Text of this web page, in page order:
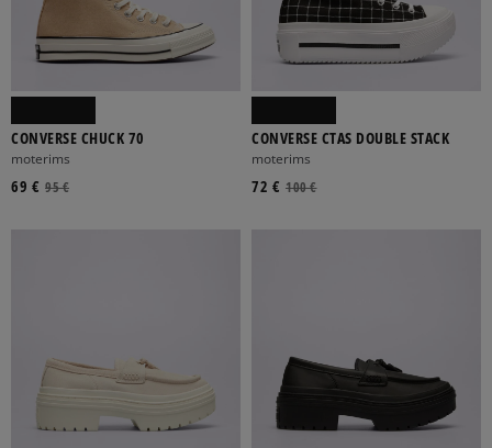
CONVERSE CHUCK 70
moterims
95 €
69 €
CONVERSE CTAS DOUBLE STACK
moterims
100 €
72 €